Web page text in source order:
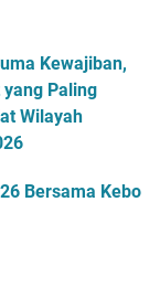
Kewajiban,
Paling
Wilayah
Bersama Kebo